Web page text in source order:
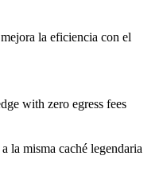
la eficiencia con el
with zero egress fees
la misma caché legendaria